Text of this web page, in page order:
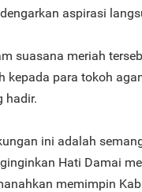
aspirasi
suasana meriah
kepada para tokoh
hadir.
ini adalah
Hati Damai
memimpin